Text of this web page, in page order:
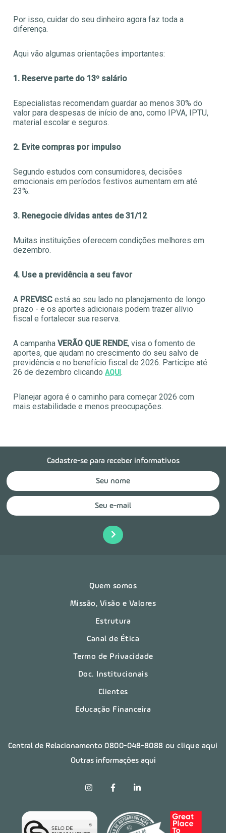
Por isso, cuidar do seu dinheiro agora faz toda a
diferença.
Aqui vão algumas orientações importantes:
1. Reserve parte do 13º salário
Especialistas recomendam guardar ao menos 30% do
valor para despesas de início de ano, como IPVA, IPTU,
material escolar e seguros.
2. Evite compras por impulso
Segundo estudos com consumidores, decisões
emocionais em períodos festivos aumentam em até
23%.
3. Renegocie dívidas antes de 31/12
Muitas instituições oferecem condições melhores em
dezembro.
4. Use a previdência a seu favor
A PREVISC está ao seu lado no planejamento de longo
prazo - e os aportes adicionais podem trazer alívio
fiscal e fortalecer sua reserva.
A campanhaVERÃO QUE RENDE, visa o fomento de
aportes, que ajudam no crescimento do seu salvo de
previdência e no benefício fiscal de 2026. Participe até
26 de dezembro clicandoAQUI.
Planejar agora é o caminho para começar 2026 com
mais estabilidade e menos preocupações.
Cadastre-se para receber informativos
Quem somos
Missão, Visão e Valores
Estrutura
Canal de Ética
Termo de Privacidade
Doc. Institucionais
Clientes
Educação Financeira
Central de Relacionamento0800-048-8088 ou clique aqui
Outras informações aqui